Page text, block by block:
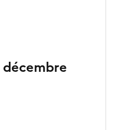
décembre